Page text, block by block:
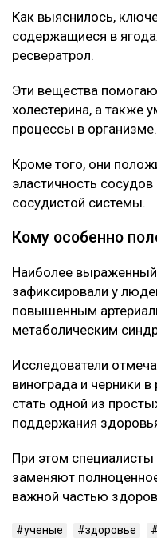
Как выяснилось,
содержащиеся в
ресвератрол.
Эти вещества
холестерина, а также
процессы в организме.
Кроме того, они
эластичность
сосудистой системы.
Кому особенно
Наиболее
зафиксировали у
повышенным
метаболическим
Исследователи
винограда и черники
стать одной из
поддержания
При этом
заменяют
важной частью
ученые здоровье